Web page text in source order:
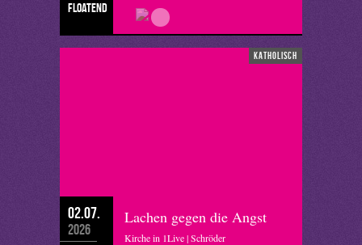
floatend
katholisch
02.07.
2026
Lachen gegen die Angst
Kirche in 1Live | Schröder